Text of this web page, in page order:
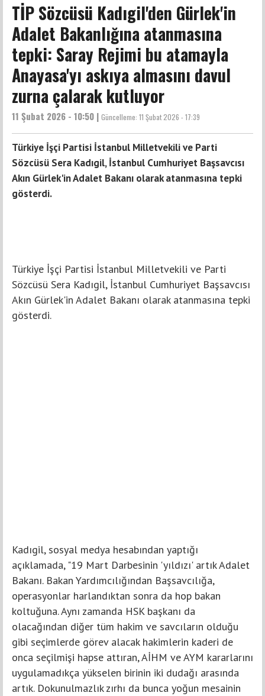
TİP Sözcüsü Kadıgil'den Gürlek'in
Adalet Bakanlığına atanmasına
tepki: Saray Rejimi bu atamayla
Anayasa'yı askıya almasını davul
zurna çalarak kutluyor
11 Şubat 2026 - 10:50 | Güncelleme: 11 Şubat 2026 - 17:39
Türkiye İşçi Partisi İstanbul Milletvekili ve Parti
Sözcüsü Sera Kadıgil, İstanbul Cumhuriyet Başsavcısı
Akın Gürlek'in Adalet Bakanı olarak atanmasına tepki
gösterdi.
Türkiye İşçi Partisi İstanbul Milletvekili ve Parti
Sözcüsü Sera Kadıgil, İstanbul Cumhuriyet Başsavcısı
Akın Gürlek'in Adalet Bakanı olarak atanmasına tepki
gösterdi.
Kadıgil, sosyal medya hesabından yaptığı
açıklamada, "19 Mart Darbesinin 'yıldızı' artık Adalet
Bakanı. Bakan Yardımcılığından Başsavcılığa,
operasyonlar harlandıktan sonra da hop bakan
koltuğuna. Aynı zamanda HSK başkanı da
olacağından diğer tüm hakim ve savcıların olduğu
gibi seçimlerde görev alacak hakimlerin kaderi de
onca seçilmişi hapse attıran, AİHM ve AYM kararlarını
uygulamadıkça yükselen birinin iki dudağı arasında
artık. Dokunulmazlık zırhı da bunca yoğun mesainin